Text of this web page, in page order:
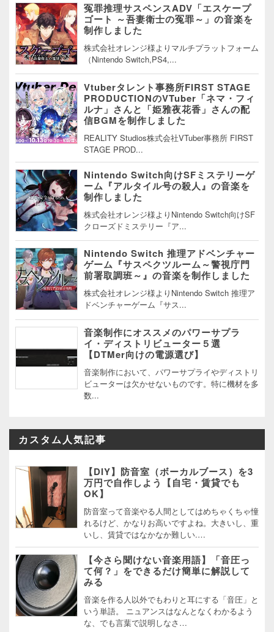
冤罪推理サスペンスADV「エスケープ
ゴート ～吾妻衛士の冤罪～」の音楽を
制作しました
株式会社オレンジ様よりマルチプラットフォーム
（Nintendo Switch,PS4,...
Vtuberタレント事務所FIRST STAGE
PRODUCTIONのVTuber「ネマ・フィ
ルナ」さんと「姫雅夜花香」さんの配
信BGMを制作しました
REALITY Studios株式会社VTuber事務所 FIRST
STAGE PROD...
Nintendo Switch向けSFミステリーゲ
ーム『アルタイル号の殺人』の音楽を
制作しました
株式会社オレンジ様よりNintendo Switch向けSF
クローズドミステリー『ア...
Nintendo Switch 推理アドベンチャー
ゲーム『サスペクツルーム～警視庁門
前署取調班～』の音楽を制作しました
株式会社オレンジ様よりNintendo Switch 推理ア
ドベンチャーゲーム『サス...
音楽制作にオススメのパワーサプラ
イ・ディストリビューター５選
【DTMer向けの電源選び】
音楽制作において、パワーサプライやディストリ
ビューターは欠かせないものです。特に機材を多
数...
カスタム人気記事
【DIY】防音室（ボーカルブース）を3
万円で自作しよう【自宅・賃貸でも
OK】
防音室って音楽やる人間としてはめちゃくちゃ憧
れるけど、かなりお高いですよね。大きいし、重
いし、賃貸ではなかなか難しい.…
【今さら聞けない音楽用語】「音圧っ
て何？」をできるだけ簡単に解説して
みる
音楽を作る人以外でもわりと耳にする「音圧」と
いう単語。 ニュアンスはなんとなくわかるよう
な、でも言葉で説明しなさ…